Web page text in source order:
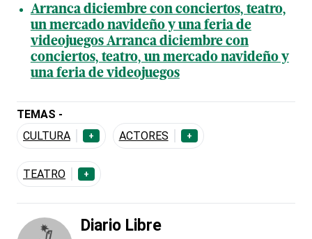
Arranca diciembre con conciertos, teatro,
un mercado navideño y una feria de
videojuegos Arranca diciembre con
conciertos, teatro, un mercado navideño y
una feria de videojuegos
TEMAS -
CULTURA
+ ACTORES +
TEATRO +
Diario Libre